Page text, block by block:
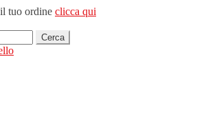
tuo ordine clicca qui
Cerca